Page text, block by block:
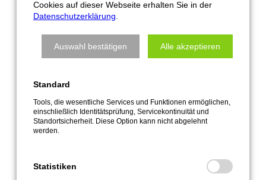
M-CNT2
M-RTD2
M-THERMO2
M-THERMO2 HV (Sammelstecker)
M3-Serie
Zubehör
Sensoren
Cookies auf dieser Webseite erhalten Sie in der
Datenschutzerklärung
Auswahl bestätigen Alle akzeptieren
Standard
Tools, die wesentliche Services und Funktionen ermöglichen,
einschließlich Identitätsprüfung, Servicekontinuität und
Standortsicherheit. Diese Option kann nicht abgelehnt
werden.
Statistiken